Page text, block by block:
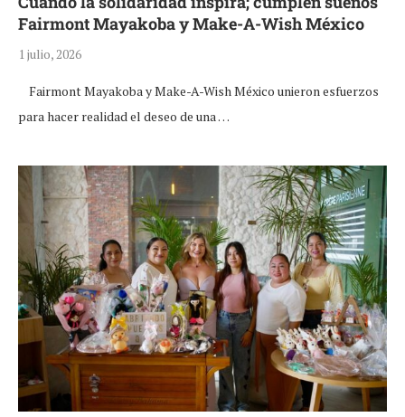
Fairmont Mayakoba y Make-A-Wish México
1 julio, 2026
Fairmont Mayakoba y Make-A-Wish México unieron esfuerzos
para hacer realidad el deseo de una …